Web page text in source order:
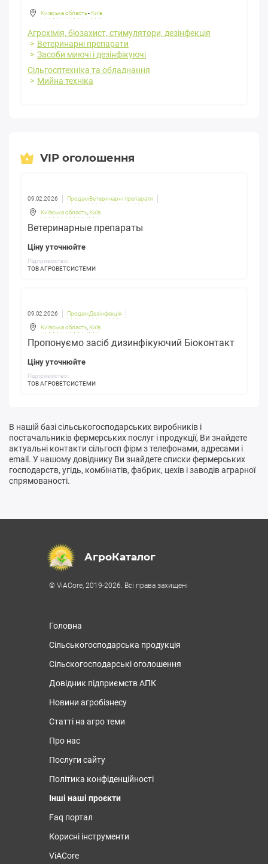
Київська область- Київ
Агрохімія, біозахист, стимулятори, дезінфекція
Ветеринарні препарати
Засоби миючі і дезінфікуючі
Сільгосптехніка та обладнання
Мийна техніка
VIP оголошення
09.02.2026 Продам Ветеринарні препарати
Київська область, Київ
Ветеринарные препараты
Ціну уточнюйте
Підприємство:
ТОВ АГРОВЕТСИСТЕМИ
09.02.2026 Продам Дезінфекція
Київська область, Київ
Пропонуємо засіб дизинфікуючий Біоконтакт
Ціну уточнюйте
Підприємство:
ТОВ АГРОВЕТСИСТЕМИ
В нашій базі сільськогосподарських виробників і
постачальників фермерських послуг і продукції, Ви знайдете
актуальні контакти сільгосп фірм з телефонами, адресами і
email. У нашому довіднику Ви знайдете списки фермерських
господарств, угідь, комбінатів, фабрик, цехів і заводів аграрної
спрямованості.
АгроКаталог
© ViACore, 2019-2026. Всі права захищені
Головна
Сільськогосподарська продукція
Сільскогосподарські оголошення
Довідник підприємств АПК
Новини агробізнесу
Статті на агро теми
Про нас
Послуги сайту
Політика конфіденційності
Інші наші проєкти
Faq портал
Корисні інструменти
ViACore